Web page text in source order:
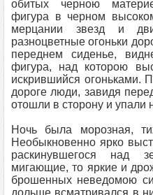
обитых черною
фигура в черном
мерцании звезд и
разноцветные огоньки
переднем сиденье,
фигура, над которою
искрившийся огоньками.
дороге люди, завидя
отошли в сторону и упали
Ночь была морозная,
Необыкновенно ярко
раскинувшегося над
мигающие, то яркие и
брошенных неведомою
дольше всматривался в